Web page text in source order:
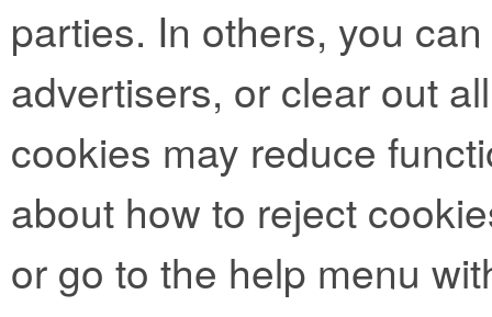
parties. In others, you
advertisers, or clear out
cookies may reduce
about how to reject
or go to the help menu